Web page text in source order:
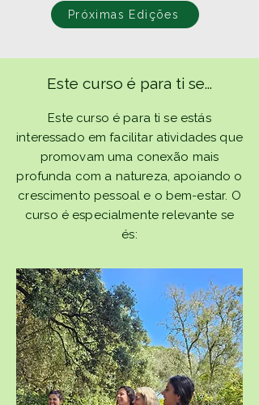
Próximas Edições
Este curso é para ti se...
Este curso é para ti se estás
interessado em facilitar atividades que
promovam uma conexão mais
profunda com a natureza, apoiando o
crescimento pessoal e o bem-estar. O
curso é especialmente relevante se
és:​